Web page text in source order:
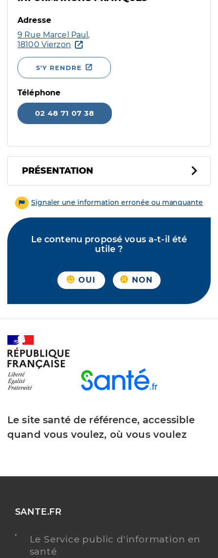
Adresse
9 Rue Marcel Paul,
18100 Vierzon
S'Y RENDRE
Téléphone
02 48 71 07 38
PRÉSENTATION
Signaler une information erronée ou manquante
Le contenu proposé vous a-t-il été
utile ?
OUI NON
Le site santé de référence, accessible
quand vous voulez, où vous voulez
SANTE.FR
Le Service public d'information en
santé